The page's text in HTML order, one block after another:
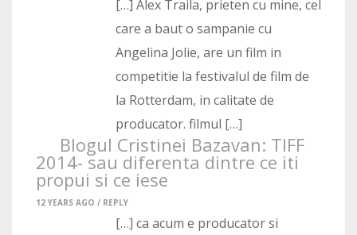
[…] Alex Traila, prieten cu mine, cel
care a baut o sampanie cu
Angelina Jolie, are un film in
competitie la festivalul de film de
la Rotterdam, in calitate de
producator. filmul […]
Blogul Cristinei Bazavan: TIFF
2014- sau diferenta dintre ce iti
propui si ce iese
12 YEARS AGO / REPLY
[…] ca acum e producator si